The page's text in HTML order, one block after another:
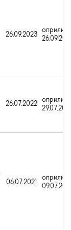
26.09.2023
26.07.2022
06.07.2021